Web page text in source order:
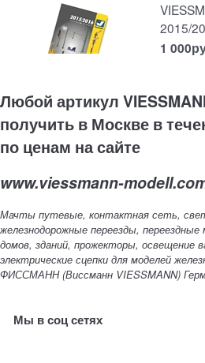
2015/
1 000
Любой артикул
получить в Москве в
по ценам на сайте
www.viessmann-
Мачты путевые, контактная сеть,
железнодорожные переезды,
домов, зданий, прожекторы, освещение
электрические сцепки для моделей
ФИССМАНН (Виссманн VIESSMANN)
Мы в соц сетях